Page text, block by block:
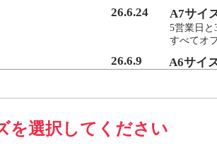
印刷に近い品質を実現いたしまし
レーザープリンター等によくある色ムラや汚
26.6.24 A7サイ
5営業日と
すべてオ
26.6.9 A6サイ
を選択してください